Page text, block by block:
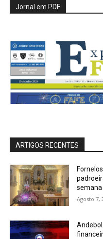
Jornal em PDF
ARTIGOS RECENTES
semana
Agosto 7,
Andebol